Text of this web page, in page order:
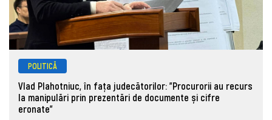
POLITICĂ
Vlad Plahotniuc, în fața judecătorilor: "Procurorii au recurs
la manipulări prin prezentări de documente și cifre
eronate"